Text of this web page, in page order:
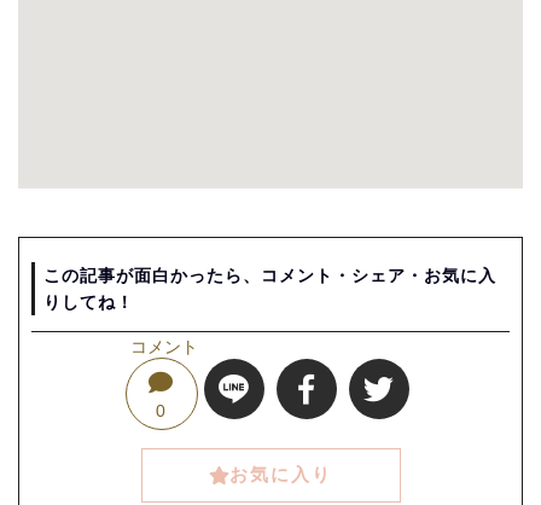
この記事が面白かったら、コメント・シェア・お気に入
りしてね！
コメント
0
お気に入り